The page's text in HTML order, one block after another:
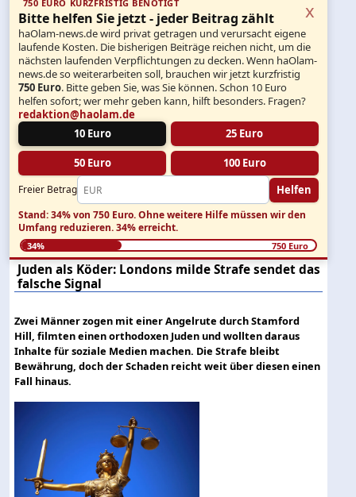
750 EURO KURZFRISTIG BENÖTIGT
Bitte helfen Sie jetzt - jeder Beitrag zählt
haOlam-news.de wird privat getragen und verursacht eigene
laufende Kosten. Die bisherigen Beiträge reichen nicht, um die
nächsten laufenden Verpflichtungen zu decken. Wenn haOlam-
news.de so weiterarbeiten soll, brauchen wir jetzt kurzfristig
750 Euro. Bitte geben Sie, was Sie können. Schon 10 Euro
helfen sofort; wer mehr geben kann, hilft besonders. Fragen?
redaktion@haolam.de
10 Euro
25 Euro
50 Euro 100 Euro
Freier Betrag Helfen
x
Stand: 34% von 750 Euro.Ohne weitere Hilfe müssen wir den
Umfang reduzieren.34% erreicht.
34% 750 Euro
Juden als Köder: Londons milde Strafe sendet das
falsche Signal
Zwei Männer zogen mit einer Angelrute durch Stamford
Hill, filmten einen orthodoxen Juden und wollten daraus
Inhalte für soziale Medien machen. Die Strafe bleibt
Bewährung, doch der Schaden reicht weit über diesen einen
Fall hinaus.